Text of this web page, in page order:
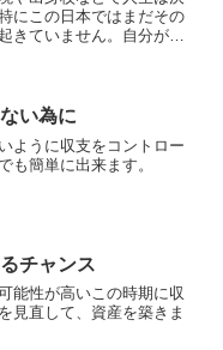
にこの日本ではまだその
きていません。自分がど
い為に
ように収支をコントロー
も簡単に出来ます。
チャンス
能性が高いこの時期に収
見直して、資産を築きま